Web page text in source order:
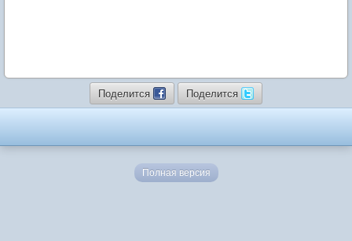
Поделится Поделится
Полная версия